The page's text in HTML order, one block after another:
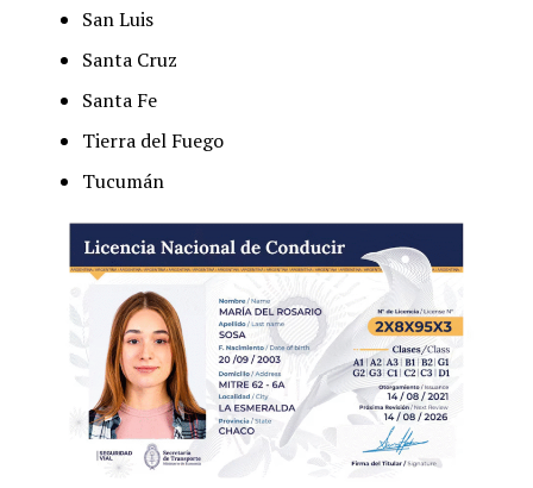
San Luis
Santa Cruz
Santa Fe
Tierra del Fuego
Tucumán